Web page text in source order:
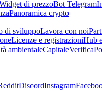
di prezzoBot Telegram
Panoramica crypto
di sviluppoLavora con noi
Licenze e registrazioniHub
ambientaleCapitaleVerifica
DiscordInstagram